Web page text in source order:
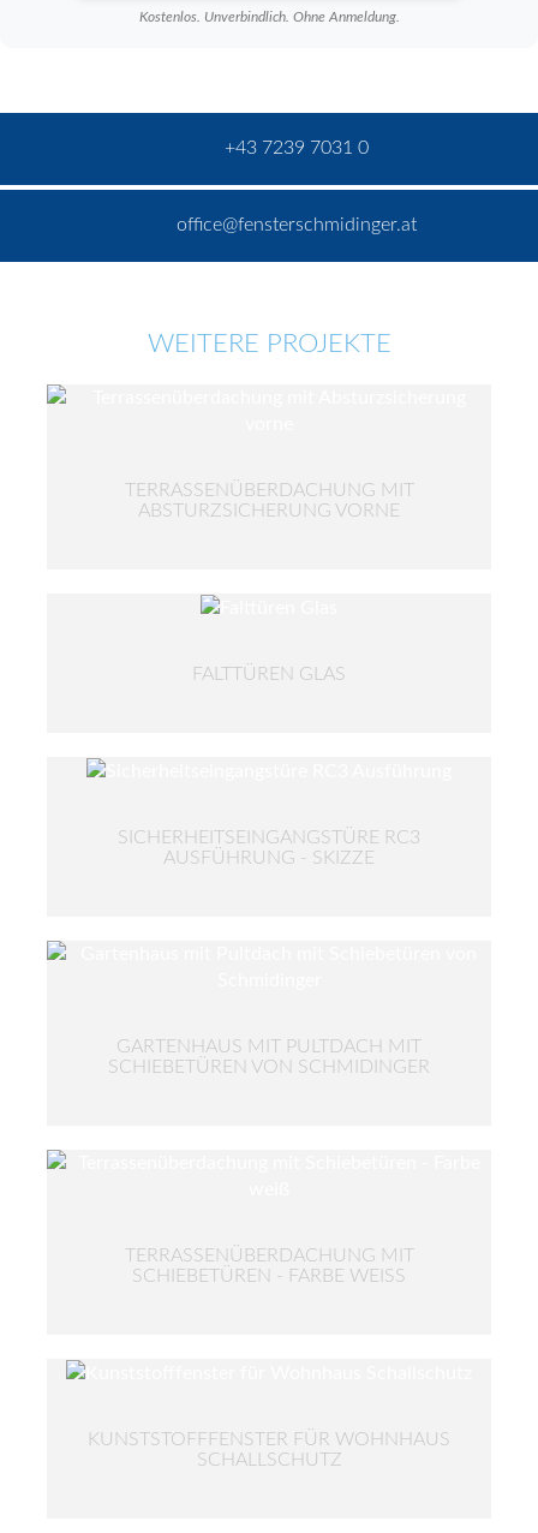
Kostenlos. Unverbindlich. Ohne Anmeldung.
+43 7239 7031 0
office@fensterschmidinger.at
WEITERE PROJEKTE
TERRASSENÜBERDACHUNG MIT
ABSTURZSICHERUNG VORNE
FALTTÜREN GLAS
SICHERHEITSEINGANGSTÜRE RC3
AUSFÜHRUNG - SKIZZE
GARTENHAUS MIT PULTDACH MIT
SCHIEBETÜREN VON SCHMIDINGER
TERRASSENÜBERDACHUNG MIT
SCHIEBETÜREN - FARBE WEISS
KUNSTSTOFFFENSTER FÜR WOHNHAUS
SCHALLSCHUTZ